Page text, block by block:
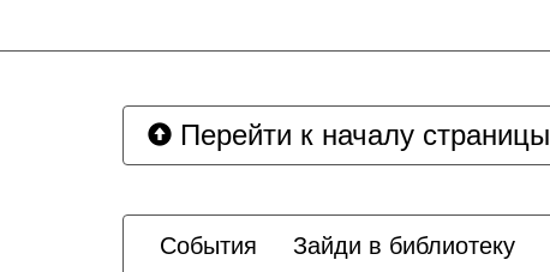
Перейти к началу страницы
События Зайди в библиотеку